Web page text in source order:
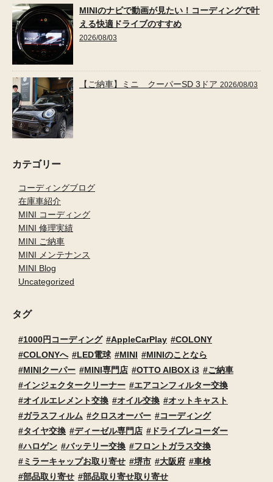
MINIのナビで動画が見たい！コーディングで叶
える快適ドライブのすすめ
2026/08/03
【ご納車】ミニ クーパーSD 3ドア 2026/08/03
カテゴリー
コーディングブログ
在庫車紹介
MINI コーディング
MINI 修理実績
MINI ご納車
MINI メンテナンス
MINI Blog
Uncategorized
タグ
1000円コーディング AppleCarPlay
COLONY
COLONYへ
LED電球 MINI
MINIのことなら
MINIクーパー
MINI専門店 OTTO AIBOX i3
ご納車
インジェクタークリーナー
エアコンフィルター交換
オイルエレメント交換
オイル交換
オットキャスト
ガラスフィルム
クロスオーバー
コーディング
タイヤ交換
ディーゼル専門店
ドライブレコーダー
ハロゲン
バッテリー交換
フロントガラス交換
ミラーキャップお取り寄せ
堺市 大阪府
車検
部品取り寄せ
部品取り寄せ取り寄せ